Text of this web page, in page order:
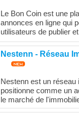
Le Bon Coin est une
annonces en ligne qui
utilisateurs de publier
Nestenn - Réseau
Nestenn est un réseau
positionne comme un
le marché de